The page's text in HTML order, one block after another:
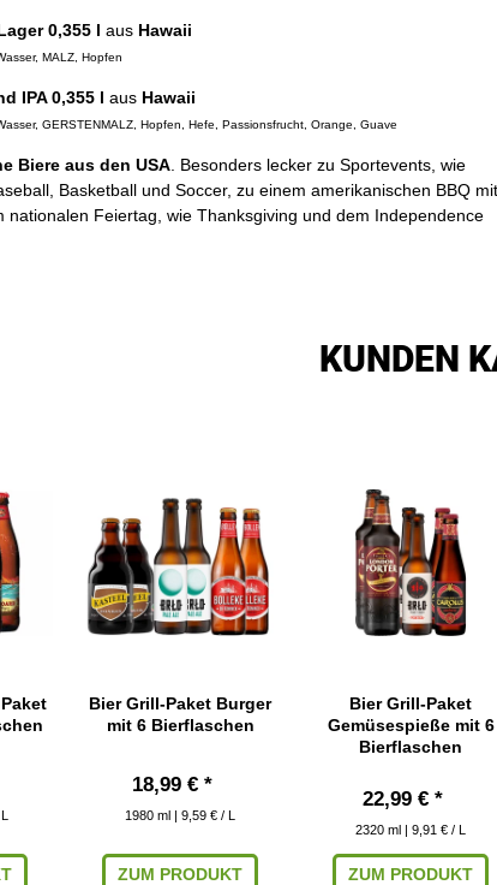
0,355 l aus Hawaii
MALZ, Hopfen
IPA 0,355 l aus Hawaii
GERSTENMALZ, Hopfen, Hefe, Passionsfrucht, Orange, Guave
Biere aus den USA. Besonders lecker zu Sportevents, wie
Basketball und Soccer, zu einem amerikanischen BBQ mit
nationalen Feiertag, wie Thanksgiving und dem Independence
KUNDEN
Bier Grill-Paket Burger
mit 6 Bierflaschen
18,99 € *
1980 ml | 9,59 € / L
ZUM PRODUKT
Bier Grill-Paket
Gemüsespieße mit 6
Bierflaschen
22,99 € *
2320 ml | 9,91 € / L
ZUM PRODUKT